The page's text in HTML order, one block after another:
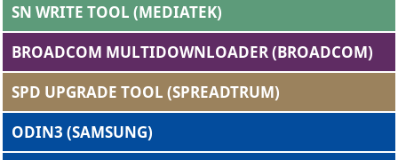
SN WRITE TOOL (MEDIATEK)
BROADCOM MULTIDOWNLOADER (BROADCOM)
SPD UPGRADE TOOL (SPREADTRUM)
ODIN3 (SAMSUNG)